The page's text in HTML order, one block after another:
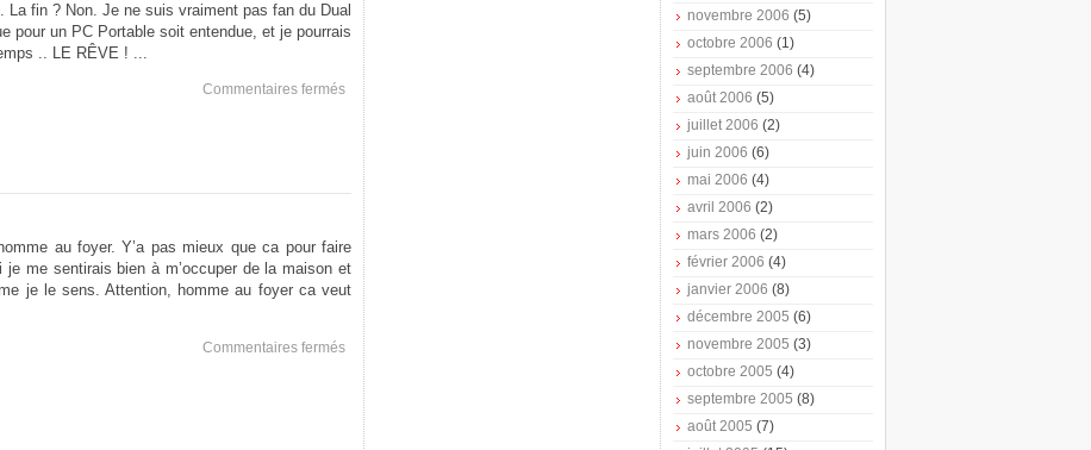
La fin ? Non. Je ne suis vraiment pas fan du Dual
pour un PC Portable soit entendue, et je pourrais
.. LE RÊVE ! ...
Commentaires ferméssur
Fin
Premier
Episode
au foyer. Y’a pas mieux que ca pour faire
me sentirais bien à m’occuper de la maison et
je le sens. Attention, homme au foyer ca veut
Commentaires ferméssur
Homme
foyer
novembre 2006 (5)
octobre 2006 (1)
septembre 2006 (4)
août 2006 (5)
juillet 2006 (2)
juin 2006 (6)
mai 2006 (4)
avril 2006 (2)
mars 2006 (2)
février 2006 (4)
janvier 2006 (8)
décembre 2005 (6)
novembre 2005 (3)
octobre 2005 (4)
septembre 2005 (8)
août 2005 (7)